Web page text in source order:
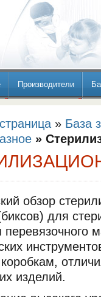
Производители
» База
»
обзор
для
перевязочного
изделий.